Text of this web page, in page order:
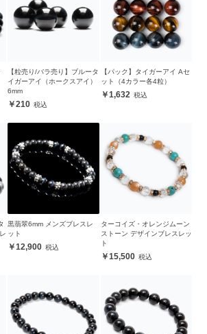
【粒売り/バラ売り】ブルータ
イガーアイ（ホークスアイ）
6mm
210
【パック】タイガーアイ Aセ
ット（4カラー各4粒）
1,632
黒翡翠6mm メンズブレスレ
ット
12,900
ターコイズ・オレンジムーン
ストーン デザインブレスレッ
ト
15,500